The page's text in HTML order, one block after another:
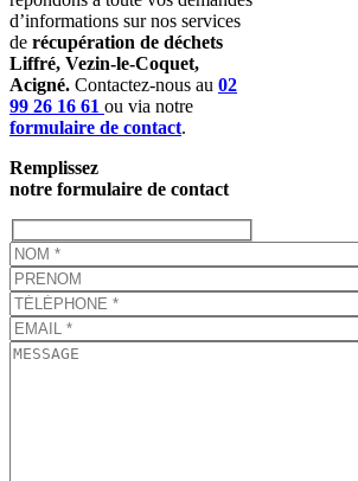
d’informations sur nos services
de récupération de déchets
Liffré, Vezin-le-Coquet,
Acigné. Contactez-nous au 02
99 26 16 61 ou via notre
formulaire de contact.
Remplissez
notre formulaire de contact